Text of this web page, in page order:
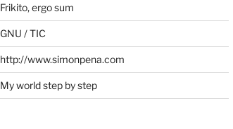
Frikito, ergo sum
GNU / TIC
http://www.simonpena.com
My world step by step